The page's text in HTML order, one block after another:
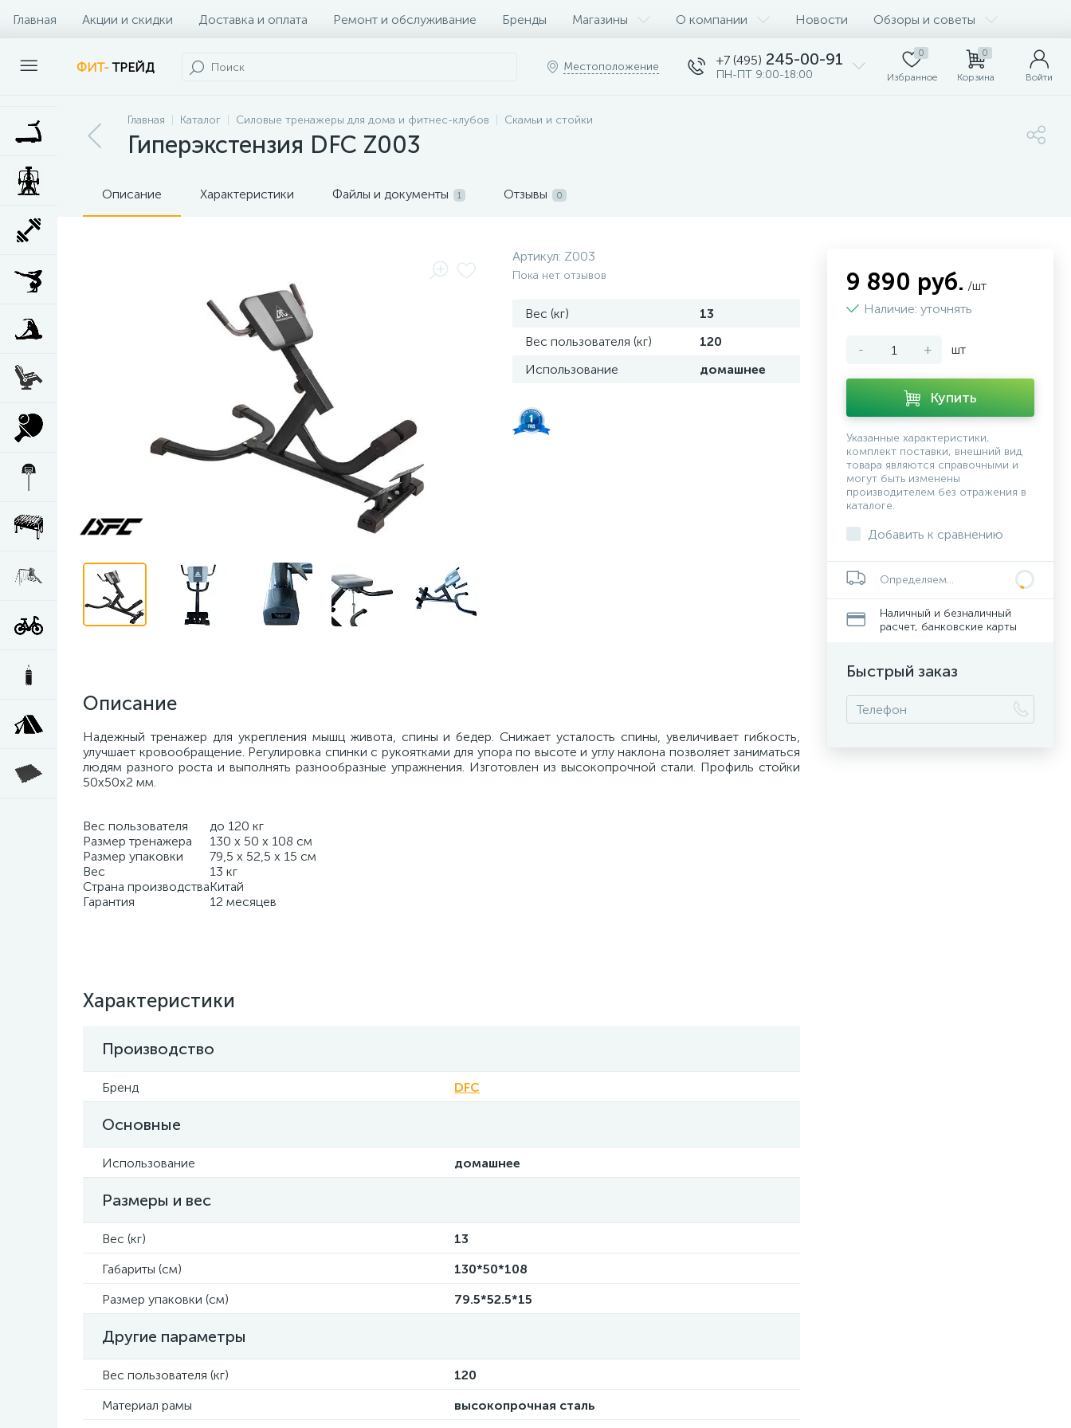
Главная Акции и скидки Доставка и оплата Ремонт и обслуживание Бренды Магазины О компании Новости Обзоры и советы
Наши клиенты Контакты
ФИТ-ТРЕЙД Местоположение +7 (495) 245-00-91
ПН-ПТ 9:00-18:00
0
Избранное
0
Корзина Войти
Главная Каталог Силовые тренажеры для дома и фитнес-клубов Скамьи и стойки
Гиперэкстензия DFC Z003
Описание Характеристики Файлы и документы 1 Отзывы 0
Артикул: Z003
Пока нет отзывов
Вес (кг)
13
Вес пользователя (кг)
120
Использование
домашнее
Описание
Надежный тренажер для укрепления мышц живота, спины и бедер. Снижает усталость спины, увеличивает гибкость,
улучшает кровообращение. Регулировка спинки с рукоятками для упора по высоте и углу наклона позволяет заниматься
людям разного роста и выполнять разнообразные упражнения. Изготовлен из высокопрочной стали. Профиль стойки
50х50х2 мм.
Вес пользователя
до 120 кг
Размер тренажера
130 х 50 х 108 см
Размер упаковки
79,5 х 52,5 х 15 см
Вес
13 кг
Страна производстваКитай
Гарантия
12 месяцев
Характеристики
Производство
Бренд DFC
Основные
Использование домашнее
Размеры и вес
Вес (кг)
13
Габариты (см)
130*50*108
Размер упаковки (см)
79.5*52.5*15
Другие параметры
Вес пользователя (кг)
120
Материал рамы
высокопрочная сталь
9 890 руб. /шт
Наличие: уточнять
- + шт
Купить
Указанные характеристики,
комплект поставки, внешний вид
товара являются справочными и
могут быть изменены
производителем без отражения в
каталоге.
Добавить к сравнению
Определяем...
Наличный и безналичный
расчет, банковские карты
Быстрый заказ